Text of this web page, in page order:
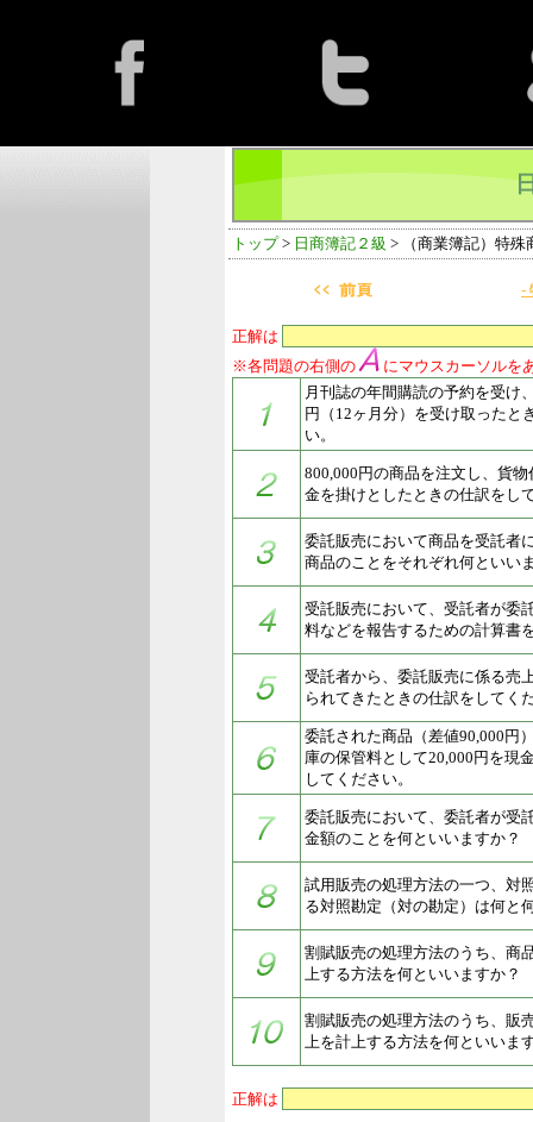
トップ> 日商簿記２級 > （商業簿記）特殊
-
正解は
※各問題の右側の
にマウスカーソルを
月刊誌の年間購読の予約を受け
円（12ヶ月分）を受け取ったと
い。
800,000円の商品を注文し、貨
金を掛けとしたときの仕訳をし
委託販売において商品を受託者
商品のことをそれぞれ何といい
受託販売において、受託者が委
料などを報告するための計算書
受託者から、委託販売に係る売
られてきたときの仕訳をしてく
委託された商品（差値90,000円
庫の保管料として20,000円を現
してください。
委託販売において、委託者が受
金額のことを何といいますか？
試用販売の処理方法の一つ、対
る対照勘定（対の勘定）は何と
割賦販売の処理方法のうち、商
上する方法を何といいますか？
割賦販売の処理方法のうち、販
上を計上する方法を何といいま
正解は